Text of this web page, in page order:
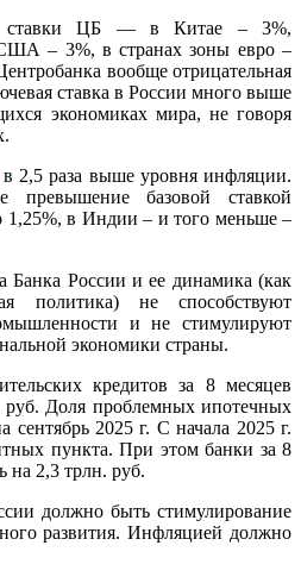
ставки ЦБ — в Китае – 3%,
– 3%, в странах зоны евро –
вообще отрицательная
ставка в России много выше
экономиках мира, не говоря
2,5 раза выше уровня инфляции.
превышение базовой ставкой
1,25%, в Индии – и того меньше –
Банка России и ее динамика (как
политика) не способствуют
и не стимулируют
экономики страны.
кредитов за 8 месяцев
руб. Доля проблемных ипотечных
сентябрь 2025 г. С начала 2025 г.
пункта. При этом банки за 8
на 2,3 трлн. руб.
должно быть стимулирование
развития. Инфляцией должно